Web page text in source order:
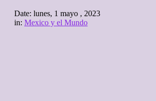
Date: lunes, 1 mayo , 2023
in: Mexico y el Mundo